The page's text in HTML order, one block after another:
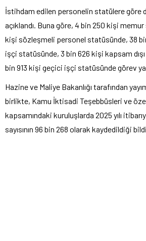
İstihdam edilen personelin statülere göre
açıklandı. Buna göre, 4 bin 250 kişi
kişi sözleşmeli personel statüsünde, 38
işçi statüsünde, 3 bin 626 kişi kapsam
bin 913 kişi geçici işçi statüsünde görev
Hazine ve Maliye Bakanlığı tarafından
birlikte, Kamu İktisadi Teşebbüsleri ve
kapsamındaki kuruluşlarda 2025 yılı
sayısının 96 bin 268 olarak kaydedildiği